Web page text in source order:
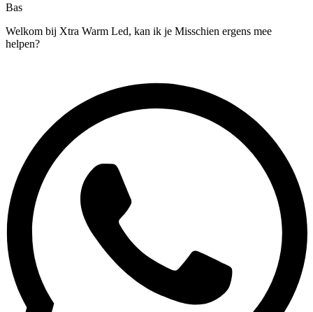
Bas
Welkom bij Xtra Warm Led, kan ik je Misschien ergens mee
helpen?